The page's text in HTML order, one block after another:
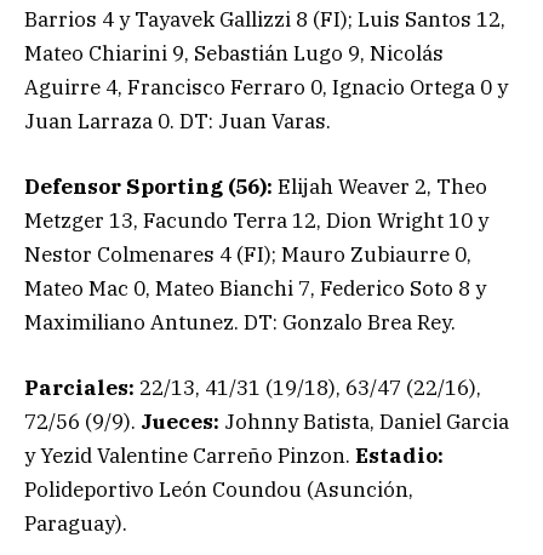
Barrios 4 y Tayavek Gallizzi 8 (FI); Luis Santos 12,
Mateo Chiarini 9, Sebastián Lugo 9, Nicolás
Aguirre 4, Francisco Ferraro 0, Ignacio Ortega 0 y
Juan Larraza 0. DT: Juan Varas.
Defensor Sporting (56): Elijah Weaver 2, Theo
Metzger 13, Facundo Terra 12, Dion Wright 10 y
Nestor Colmenares 4 (FI); Mauro Zubiaurre 0,
Mateo Mac 0, Mateo Bianchi 7, Federico Soto 8 y
Maximiliano Antunez. DT: Gonzalo Brea Rey.
Parciales: 22/13, 41/31 (19/18), 63/47 (22/16),
72/56 (9/9). Jueces: Johnny Batista, Daniel Garcia
y Yezid Valentine Carreño Pinzon. Estadio:
Polideportivo León Coundou (Asunción,
Paraguay).